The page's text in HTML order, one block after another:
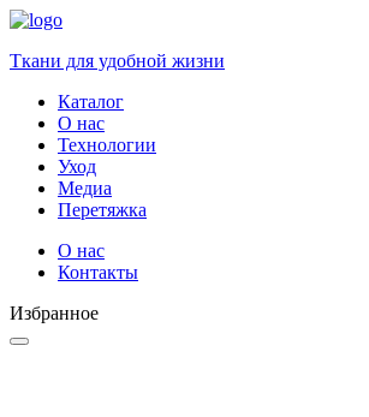
Ткани для удобной жизни
Каталог
О нас
Технологии
Уход
Медиа
Перетяжка
О нас
Контакты
Избранное